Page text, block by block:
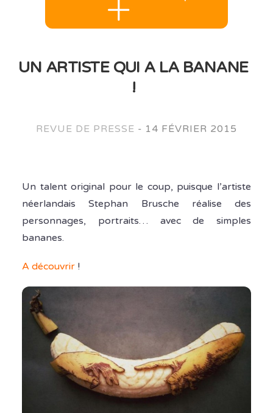
UN ARTISTE QUI A LA BANANE
!
REVUE DE PRESSE - 14 FÉVRIER 2015
Un talent original pour le coup, puisque l’artiste
néerlandais Stephan Brusche réalise des
personnages, portraits… avec de simples
bananes.
A découvrir !